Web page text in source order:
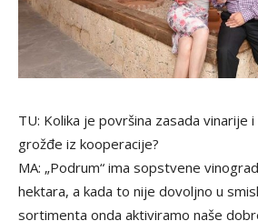
TU: Kolika je površina zasada vinarije
grožđe iz kooperacije?
MA: „Podrum“ ima sopstvene
hektara, a kada to nije dovoljno u
sortimenta onda aktiviramo naše